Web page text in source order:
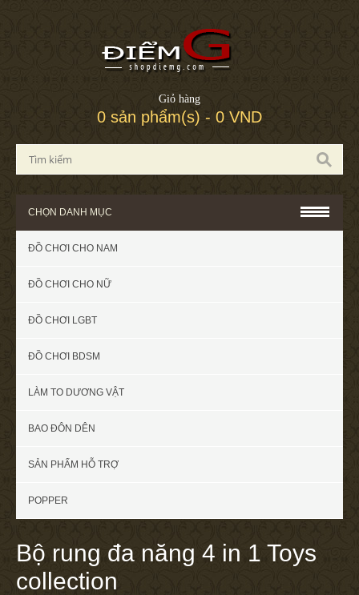
Giỏ hàng
0 sản phẩm(s) - 0 VND
CHỌN DANH MỤC
ĐỒ CHƠI CHO NAM
ĐỒ CHƠI CHO NỮ
ĐỒ CHƠI LGBT
ĐỒ CHƠI BDSM
LÀM TO DƯƠNG VẬT
BAO ĐÔN DÊN
SẢN PHẨM HỖ TRỢ
POPPER
Bộ rung đa năng 4 in 1 Toys
collection